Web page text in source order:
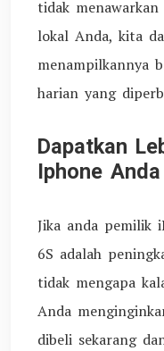
tidak
lokal Anda, kita
menampilkannya
harian yang
Dapatkan
Iphone Anda
Jika anda pemilik
6S adalah
tidak mengapa
Anda
dibeli sekarang